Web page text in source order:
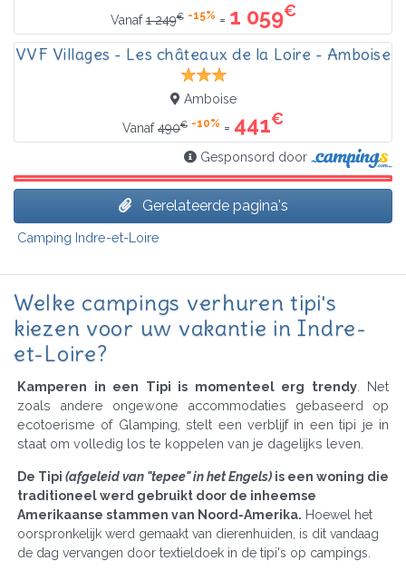
Vanaf1 249€ -15% = 1 059€
VVF Villages - Les châteaux de la Loire - Amboise
Amboise
Vanaf490€ -10% = 441€
Gesponsord door
Gerelateerde pagina's
Camping Indre-et-Loire
Welke campings verhuren tipi's
kiezen voor uw vakantie in Indre-
et-Loire?
Kamperen in een Tipi is momenteel erg trendy. Net
zoals andere ongewone accommodaties gebaseerd op
ecotoerisme of Glamping, stelt een verblijf in een tipi je in
staat om volledig los te koppelen van je dagelijks leven.
De Tipi (afgeleid van "tepee" in het Engels) is een woning die
traditioneel werd gebruikt door de inheemse
Amerikaanse stammen van Noord-Amerika. Hoewel het
oorspronkelijk werd gemaakt van dierenhuiden, is dit vandaag
de dag vervangen door textieldoek in de tipi's op campings.